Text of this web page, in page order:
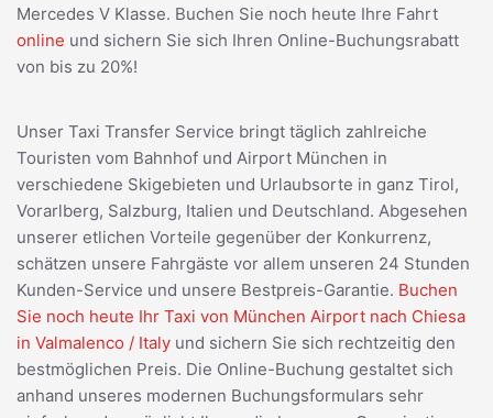
Mercedes V Klasse. Buchen Sie noch heute Ihre Fahrt
online und sichern Sie sich Ihren Online-Buchungsrabatt
von bis zu 20%!
Unser Taxi Transfer Service bringt täglich zahlreiche
Touristen vom Bahnhof und Airport München in
verschiedene Skigebieten und Urlaubsorte in ganz Tirol,
Vorarlberg, Salzburg, Italien und Deutschland. Abgesehen
unserer etlichen Vorteile gegenüber der Konkurrenz,
schätzen unsere Fahrgäste vor allem unseren 24 Stunden
Kunden-Service und unsere Bestpreis-Garantie. Buchen
Sie noch heute Ihr Taxi von München Airport nach Chiesa
in Valmalenco / Italy und sichern Sie sich rechtzeitig den
bestmöglichen Preis. Die Online-Buchung gestaltet sich
anhand unseres modernen Buchungsformulars sehr